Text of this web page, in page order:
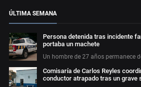
ÚLTIMA SEMANA
Persona detenida tras incidente
portaba un machete
Un hombre de 27 años permanece
Comisaría de Carlos Reyles
conductor atrapado tras un grave